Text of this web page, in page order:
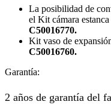
La posibilidad de
el Kit cámara
C50016770.
Kit vaso de
C50016760.
Garantía:
2 años de garantía del